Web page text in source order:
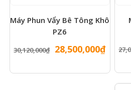
Máy Phun Vẩy Bê Tông Khô
PZ6
30,120,000₫ Giá
là:
28,500,000₫Giá
tại
là: